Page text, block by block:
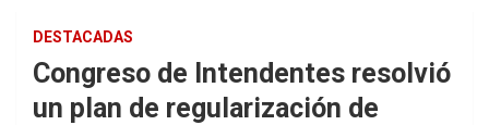
DESTACADAS
Congreso de Intendentes resolvió
un plan de regularización de